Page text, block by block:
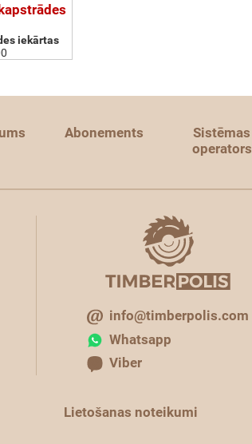
iekārtas
Abonements
Sistēmas
operators
info@timberpolis.com
Whatsapp
Viber
Lietošanas noteikumi